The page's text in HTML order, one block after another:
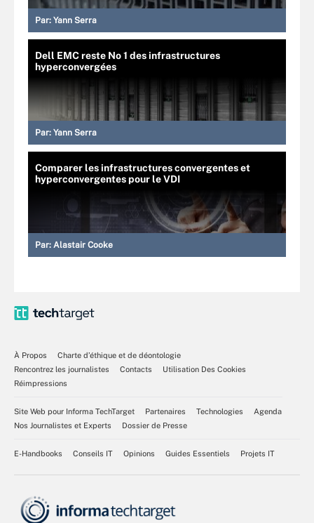
Par: Yann Serra
Dell EMC reste No 1 des infrastructures
hyperconvergées
Par: Yann Serra
Comparer les infrastructures convergentes et
hyperconvergentes pour le VDI
Par: Alastair Cooke
À Propos
Charte d’éthique et de déontologie
Rencontrez les journalistes
Contacts
Utilisation Des Cookies
Réimpressions
Site Web pour Informa TechTarget Partenaires Technologies
Agenda
Nos Journalistes et Experts
Dossier de Presse
E-Handbooks Conseils IT Opinions Guides Essentiels Projets IT